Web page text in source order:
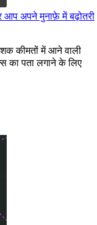
आप अपने मुनाफ़े में बढ़ोतरी
कीमतों में आने वाली
का पता लगाने के लिए